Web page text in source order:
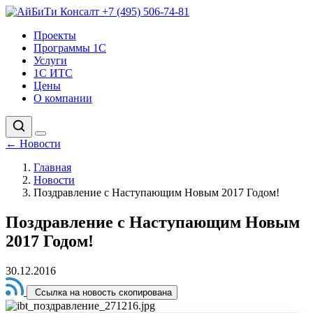
+7 (495) 506-74-81
Проекты
Программы 1С
Услуги
1С ИТС
Цены
О компании
← Новости
Главная
Новости
Поздравление с Наступающим Новым 2017 Годом!
Поздравление с Наступающим Новым
2017 Годом!
30.12.2016
Ссылка на новость скопирована